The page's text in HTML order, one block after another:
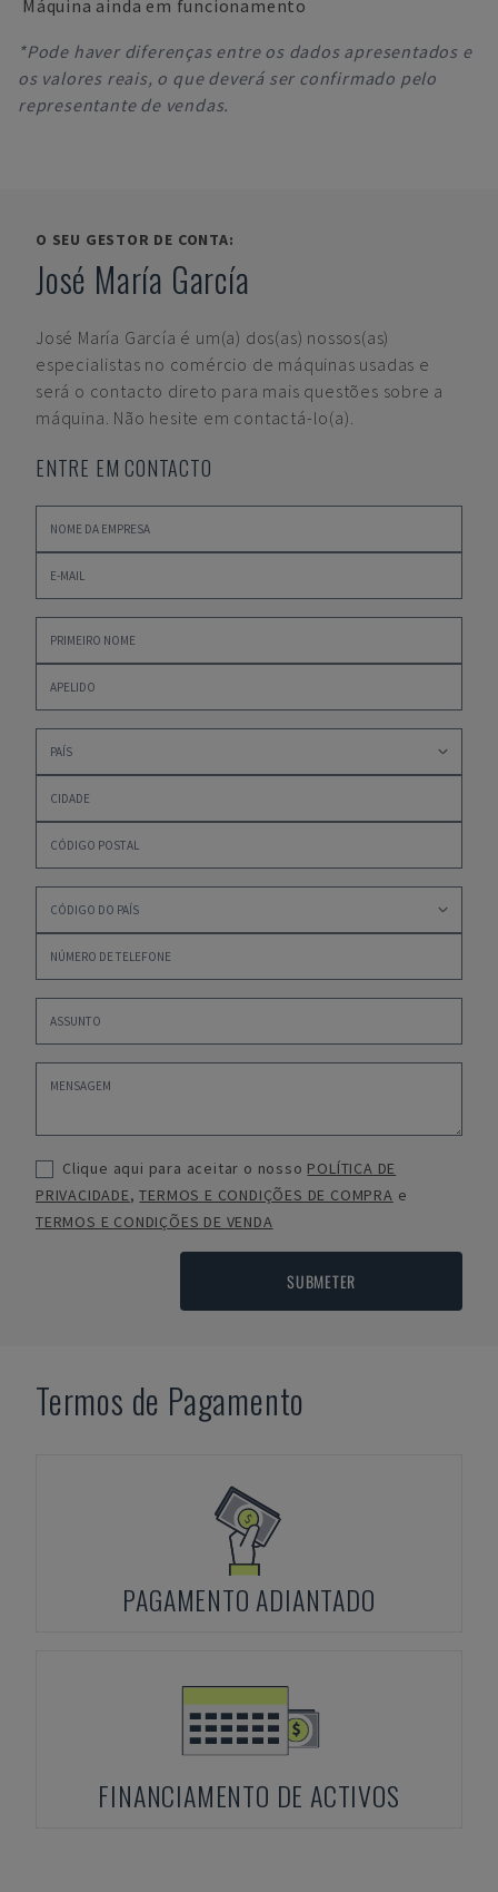
Máquina ainda em funcionamento
*Pode haver diferenças entre os dados apresentados e
os valores reais, o que deverá ser confirmado pelo
representante de vendas.
O SEU GESTOR DE CONTA:
José María García
José María García é um(a) dos(as) nossos(as)
especialistas no comércio de máquinas usadas e
será o contacto direto para mais questões sobre a
máquina. Não hesite em contactá-lo(a).
ENTRE EM CONTACTO
Clique aqui para aceitar o nosso POLÍTICA DE
PRIVACIDADE,TERMOS E CONDIÇÕES DE COMPRA e
TERMOS E CONDIÇÕES DE VENDA
SUBMETER
Termos de Pagamento
PAGAMENTO ADIANTADO
FINANCIAMENTO DE ACTIVOS